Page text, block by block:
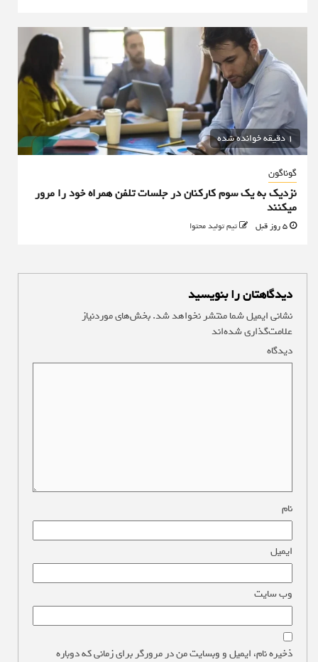
1 دقیقه خوانده شده
گوناگون
نزدیک به یک سوم کارکنان در جلسات تلفن همراه خود را مرور
میکنند
تیم تولید محتوا
دیدگاهتان را بنویسید
نشانی ایمیل شما منتشر نخواهد شد.بخش‌های موردنیاز
علامت‌گذاری شده‌اند
دیدگاه
نام
ایمیل
وب‌ سایت
ذخیره نام، ایمیل و وبسایت من در مرورگر برای زمانی که دوباره